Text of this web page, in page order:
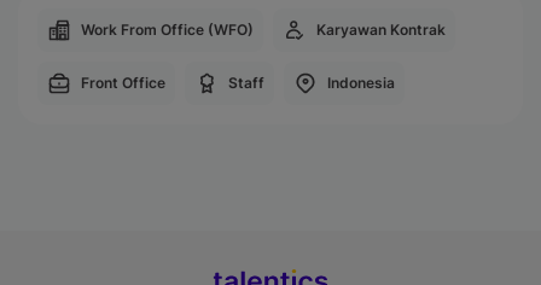
Work From Office (WFO) Karyawan Kontrak
Front Office Staff Indonesia